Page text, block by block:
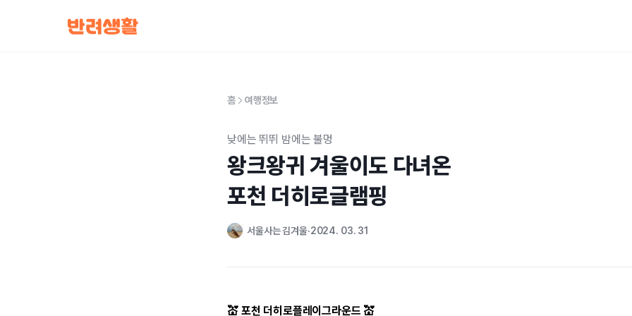
홈 여행정보
낮에는 뛰뛰 밤에는 불멍
왕크왕귀 겨울이도 다녀온
포천 더히로글램핑
서울사는 김겨울 2024. 03. 31
💒 포천 더히로플레이그라운드 💒